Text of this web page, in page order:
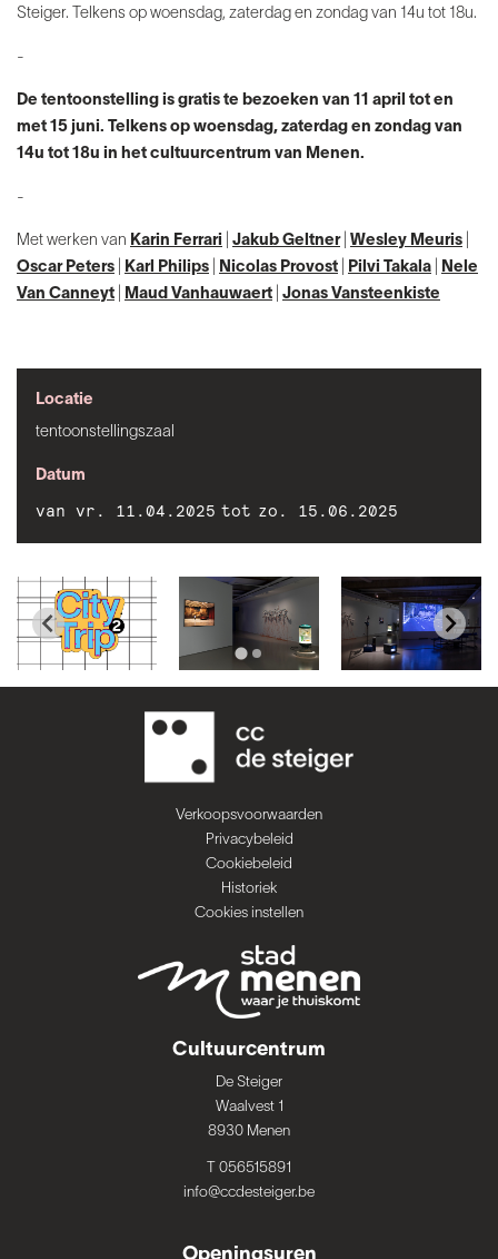
Steiger. Telkens op woensdag, zaterdag en zondag van 14u tot 18u.
-
De tentoonstelling is gratis te bezoeken van 11 april tot en
met 15 juni. Telkens op woensdag, zaterdag en zondag van
14u tot 18u in het cultuurcentrum van Menen.
-
Met werken van Karin Ferrari Jakub Geltner| Wesley Meuris
Oscar Peters
Karl Philips Nicolas Provost Pilvi Takala
Nele
Van Canneyt
Maud Vanhauwaert Jonas Vansteenkiste
Locatie
tentoonstellingszaal
Datum
van vr. 11.04.2025 tot zo. 15.06.2025
Verkoopsvoorwaarden
Privacybeleid
Cookiebeleid
Historiek
Cookies instellen
Cultuurcentrum
De Steiger
Waalvest 1
8930 Menen
T 056515891
info@ccdesteiger.be
Openingsuren